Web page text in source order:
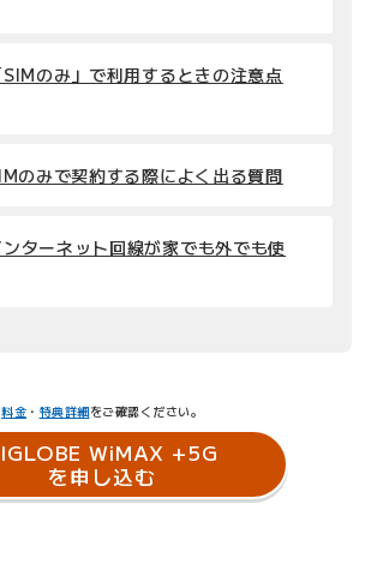
のみ」で利用するときの注意点
のみで契約する際によく出る質問
ターネット回線が家でも外でも使
料金 ・ 特典詳細をご確認ください。
WiMAX +5G
を申し込む